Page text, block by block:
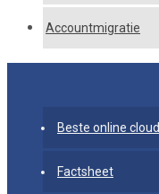
Accountmigratie
Beste online
Factsheet